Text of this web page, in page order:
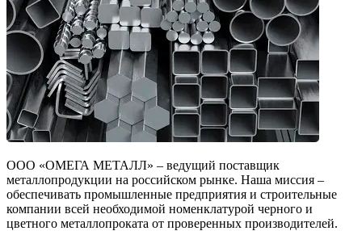
ООО «ОМЕГА МЕТАЛЛ» – ведущий поставщик
металлопродукции на российском рынке. Наша миссия –
обеспечивать промышленные предприятия и строительные
компании всей необходимой номенклатурой черного и
цветного металлопроката от проверенных производителей.